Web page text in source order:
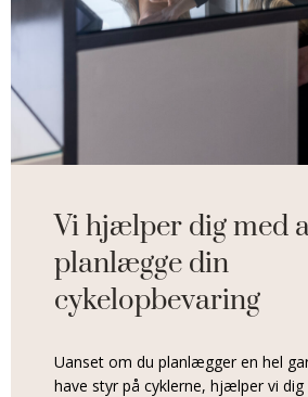
Vi hjælper dig med
planlægge din
cykelopbevaring
Uanset om du planlægger en hel
have styr på cyklerne, hjælper vi